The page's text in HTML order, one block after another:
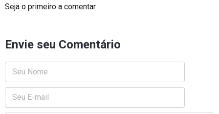
Seja o primeiro a comentar
Envie seu Comentário